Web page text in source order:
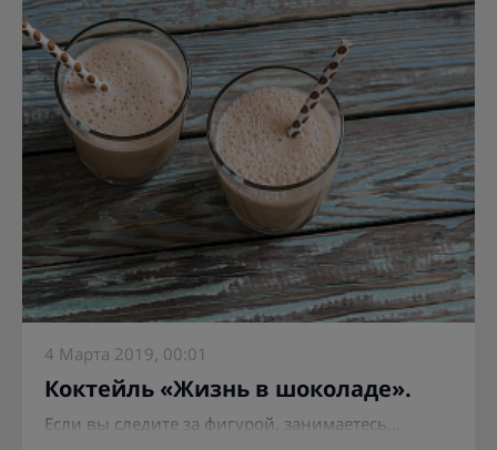
4 Марта 2019, 00:01
Коктейль «Жизнь в шоколаде».
Если вы следите за фигурой, занимаетесь...